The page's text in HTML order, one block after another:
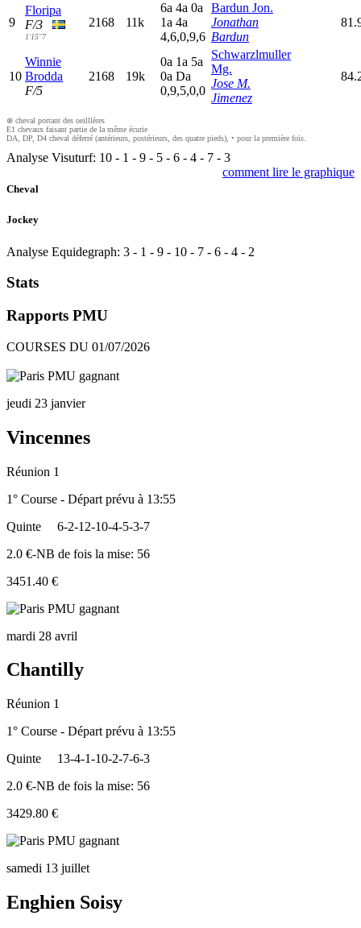
9
Floripa
F/3
1'15"7
2168 11k
6a 4a 0a
1a 4a
4,6,0,9,6
Bardun Jon.
Jonathan
Bardun
10
Winnie
Brodda
F/5
2168 19k
0a 1a 5a
0a Da
0,9,5,0,0
Schwarzlmuller
Mg.
Jose M.
Jimenez
⊗ cheval portant des oeilllères
E1 chevaux faisant partie de la même écurie
DA, DP, D4 cheval déferré (antérieurs, postérieurs, des quatre pieds), • pour la première fois.
Analyse Visuturf: 10 - 1 - 9 - 5 - 6 - 4 - 7 - 3
comment lire le graphique
Cheval
Jockey
Analyse Equidegraph: 3 - 1 - 9 - 10 - 7 - 6 - 4 - 2
Stats
Rapports PMU
COURSES DU 01/07/2026
jeudi 23 janvier
Vincennes
Réunion 1
1° Course - Départ prévu à 13:55
Quinte
6-2-12-10-4-5-3-7
2.0 €-NB de fois la mise: 56
3451.40 €
mardi 28 avril
Chantilly
Réunion 1
1° Course - Départ prévu à 13:55
Quinte
13-4-1-10-2-7-6-3
2.0 €-NB de fois la mise: 56
3429.80 €
samedi 13 juillet
Enghien Soisy